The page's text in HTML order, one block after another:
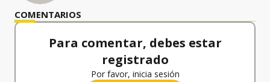
COMENTARIOS
Para comentar, debes estar
registrado
Por favor, inicia sesión